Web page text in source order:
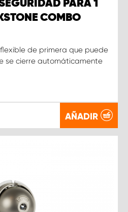
PARA 1
COMBO
de primera que puede
se cierre automáticamente
AÑADIR